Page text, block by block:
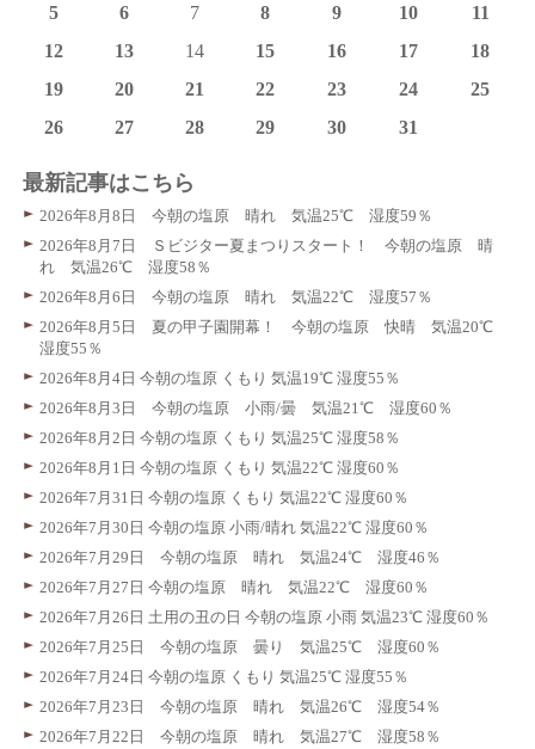
5
6 7 8 9 10
11
12
13 14 15 16 17
18
19
20 21 22 23 24
25
26
27 28 29 30 31
最新記事はこちら
2026年8月8日 今朝の塩原 晴れ 気温25℃ 湿度59％
2026年8月7日 Ｓビジター夏まつりスタート！ 今朝の塩原 晴
れ 気温26℃ 湿度58％
2026年8月6日 今朝の塩原 晴れ 気温22℃ 湿度57％
2026年8月5日 夏の甲子園開幕！ 今朝の塩原 快晴 気温20℃
湿度55％
2026年8月4日 今朝の塩原 くもり 気温19℃ 湿度55％
2026年8月3日 今朝の塩原 小雨/曇 気温21℃ 湿度60％
2026年8月2日 今朝の塩原 くもり 気温25℃ 湿度58％
2026年8月1日 今朝の塩原 くもり 気温22℃ 湿度60％
2026年7月31日 今朝の塩原 くもり 気温22℃ 湿度60％
2026年7月30日 今朝の塩原 小雨/晴れ 気温22℃ 湿度60％
2026年7月29日 今朝の塩原 晴れ 気温24℃ 湿度46％
2026年7月27日 今朝の塩原 晴れ 気温22℃ 湿度60％
2026年7月26日 土用の丑の日 今朝の塩原 小雨 気温23℃ 湿度60％
2026年7月25日 今朝の塩原 曇り 気温25℃ 湿度60％
2026年7月24日 今朝の塩原 くもり 気温25℃ 湿度55％
2026年7月23日 今朝の塩原 晴れ 気温26℃ 湿度54％
2026年7月22日 今朝の塩原 晴れ 気温27℃ 湿度58％